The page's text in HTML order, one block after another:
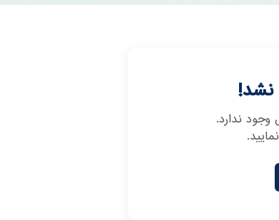
نشد!
ندارد.